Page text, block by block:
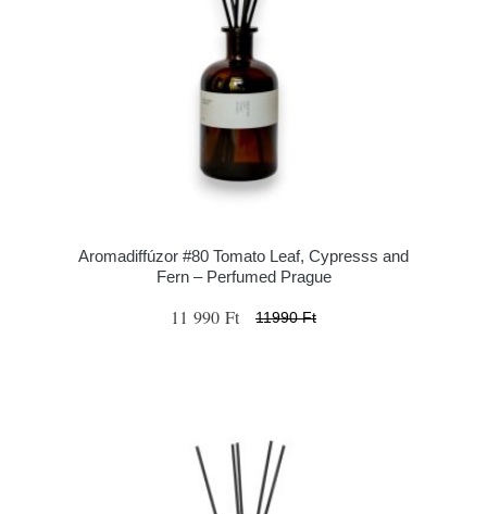
Aromadiffúzor #80 Tomato Leaf, Cypresss and
Fern – Perfumed Prague
11 990 Ft 11990 Ft